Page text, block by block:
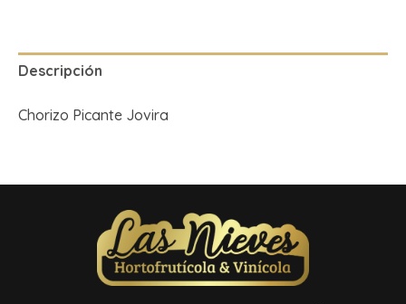
Descripción
Chorizo Picante Jovira